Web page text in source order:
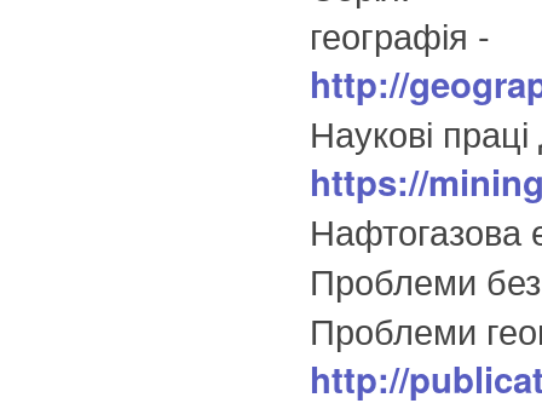
географія -
http://
Наукові
https://
Нафтогазова
Проблеми
Проблеми
http://